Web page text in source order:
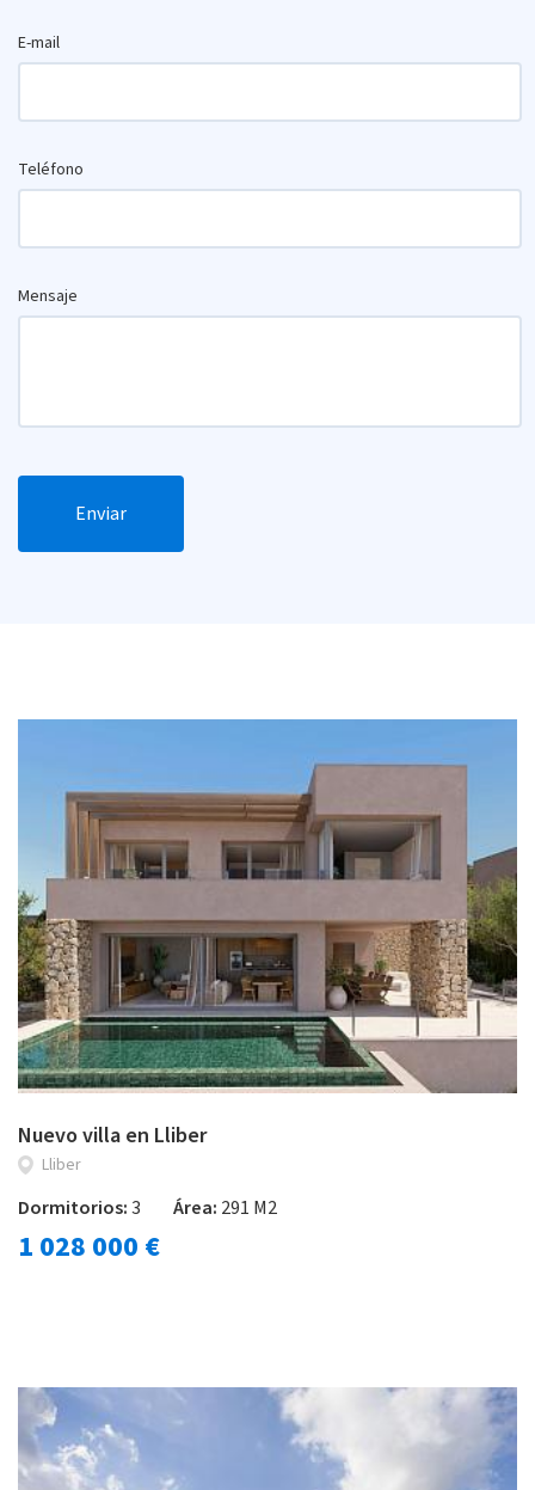
E-mail
Teléfono
Mensaje
Enviar
Nuevo villa en Lliber
Lliber
Dormitorios:3 Área: 291 M2
1 028 000 €